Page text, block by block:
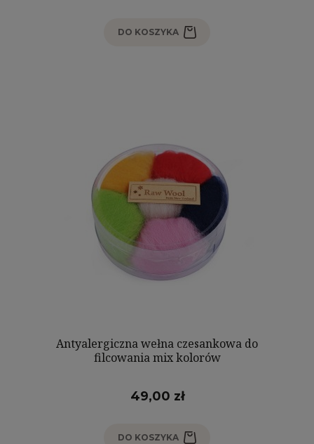
DO KOSZYKA
Antyalergiczna wełna czesankowa do
filcowania mix kolorów
49,00 zł
DO KOSZYKA